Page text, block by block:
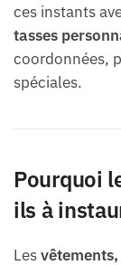
ces instants
tasses
coordonnées,
spéciales.
Pourquoi
ils à
Les